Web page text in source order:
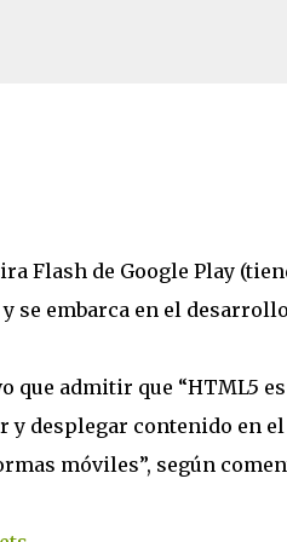
Flash de Google Play
se embarca en el
que admitir que “HTML5
y desplegar contenido en
móviles”, según